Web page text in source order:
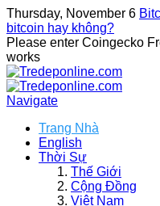
Thursday, November 6
bitcoin hay không?
Please enter Coingecko
works
Navigate
Trang Nhà
English
Thời Sự
Thế Giới
Cộng Đồng
Việt Nam